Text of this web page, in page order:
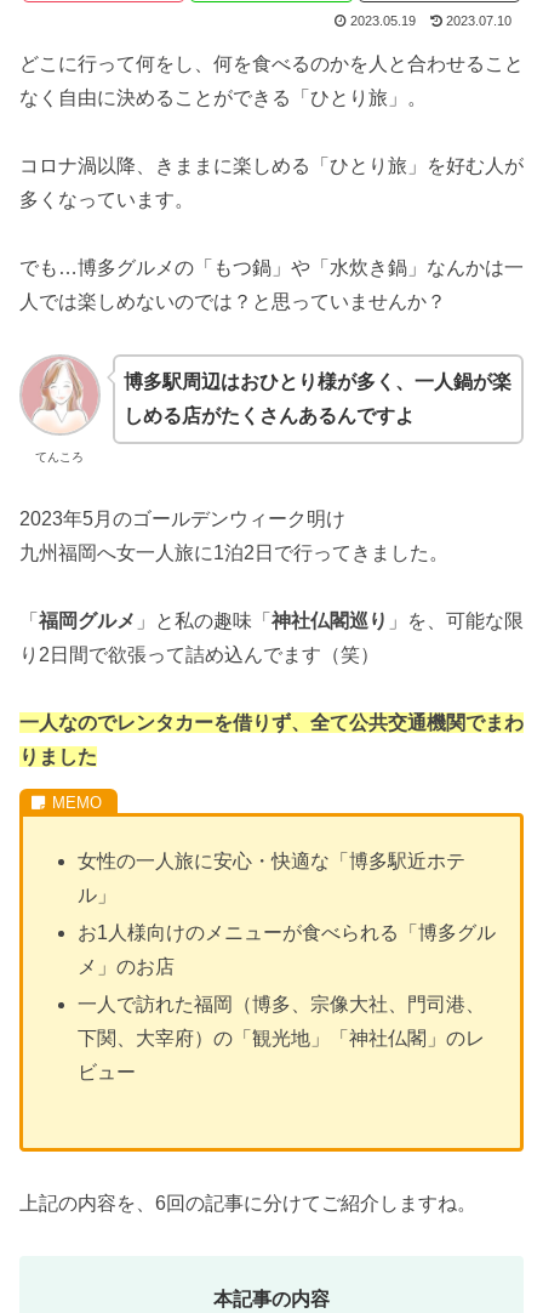
2023.05.19 2023.07.10
どこに行って何をし、何を食べるのかを人と合わせること
なく自由に決めることができる「ひとり旅」。
コロナ渦以降、きままに楽しめる「ひとり旅」を好む人が
多くなっています。
でも…博多グルメの「もつ鍋」や「水炊き鍋」なんかは一
人では楽しめないのでは？と思っていませんか？
てんころ
博多駅周辺はおひとり様が多く、一人鍋が楽
しめる店がたくさんあるんですよ
2023年5月のゴールデンウィーク明け
九州福岡へ女一人旅に1泊2日で行ってきました。
「 福岡グルメ 」と私の趣味「 神社仏閣巡り 」を、可能な限
り2日間で欲張って詰め込んでます（笑）
一人なのでレンタカーを借りず、全て公共交通機関でまわ
りました
女性の一人旅に安心・快適な「博多駅近ホテ
ル」
お1人様向けのメニューが食べられる「博多グル
メ」のお店
一人で訪れた福岡（博多、宗像大社、門司港、
下関、大宰府）の「観光地」「神社仏閣」のレ
ビュー
上記の内容を、6回の記事に分けてご紹介しますね。
本記事の内容